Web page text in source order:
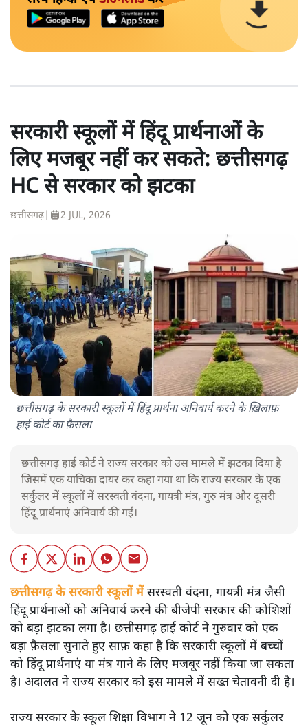
सरकारी स्कूलों में हिंदू प्रार्थनाओं के
लिए मजबूर नहीं कर सकते: छत्तीसगढ़
HC से सरकार को झटका
छत्तीसगढ़ 2 JUL, 2026
छत्तीसगढ़ के सरकारी स्कूलों में हिंदू प्रार्थना अनिवार्य करने के ख़िलाफ़
हाई कोर्ट का फ़ैसला
छत्तीसगढ़ हाई कोर्ट ने राज्य सरकार को उस मामले में झटका दिया है
जिसमें एक याचिका दायर कर कहा गया था कि राज्य सरकार के एक
सर्कुलर में स्कूलों में सरस्वती वंदना, गायत्री मंत्र, गुरु मंत्र और दूसरी
हिंदू प्रार्थनाएं अनिवार्य की गईं।
छत्तीसगढ़ के सरकारी स्कूलों मेंसरस्वती वंदना, गायत्री मंत्र जैसी
हिंदू प्रार्थनाओं को अनिवार्य करने की बीजेपी सरकार की कोशिशों
को बड़ा झटका लगा है। छत्तीसगढ़ हाई कोर्ट ने गुरुवार को एक
बड़ा फ़ैसला सुनाते हुए साफ़ कहा है कि सरकारी स्कूलों में बच्चों
को हिंदू प्रार्थनाएं या मंत्र गाने के लिए मजबूर नहीं किया जा सकता
है। अदालत ने राज्य सरकार को इस मामले में सख्त चेतावनी दी है।
राज्य सरकार के स्कूल शिक्षा विभाग ने 12 जून को एक सर्कुलर